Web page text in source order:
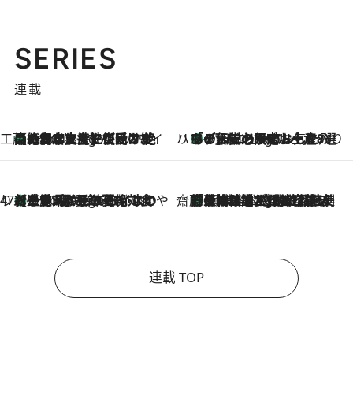
SERIES
連載
工藤まやのおもてなしハワイ
9 Hours Ago
【ハワイ土産】ローカルの絶大な支持で復活！ 絶品の幻クッキー《元ファンの日本人女性が受け継いだ名店》 ハワイ賢者 リサのお気に入りリスト9 Hours Ago
あの伝説の限定トートも！ リニューアルした「ディーン＆デルーカ ハワイ」で必須のお土産8選
47都道府県の手みやげ ひんやりスイーツで夏を満喫
9 Hours Ago
【三重県】この夏絶対食べたい 冷やしておいしいおやつ3選 お餅×アイスの新感覚スイーツ 齋藤 薫 美容脳ルネサンス
9 Hours Ago
「荷物が増えるほど旅ストレスは増す」美容ジャーナリストがたどり着いた最終結論。“化粧品を劇的に減らす”感動の凝縮美容とは
連載 TOP